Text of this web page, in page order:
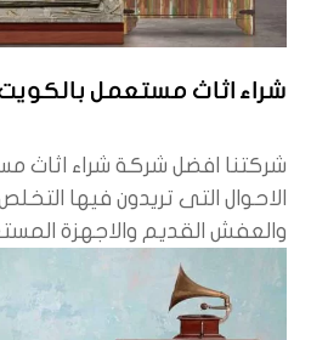
شراء اثاث مستعمل
شركتنا افضل شركة شراء اثاث
الاحوال التى تريدون فيها
والعفش القديم والاجهزة